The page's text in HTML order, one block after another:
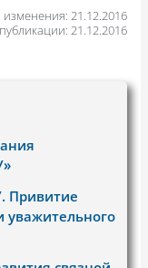
изменения: 21.12.2016
21.12.2016
Привитие
уважительного